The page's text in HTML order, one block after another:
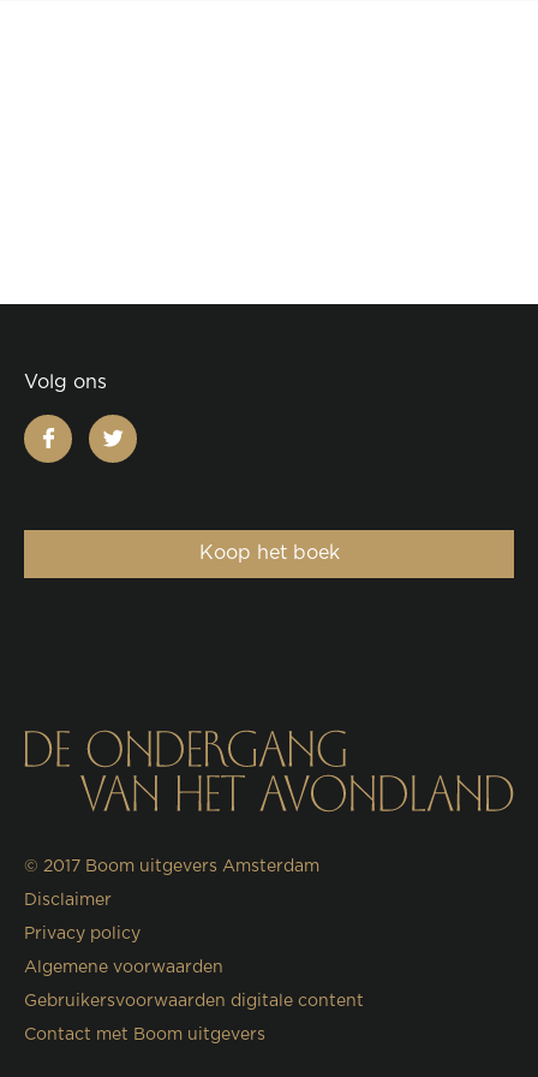
Volg ons
facebooktwitter
Koop het boek
© 2017 Boom uitgevers Amsterdam
Disclaimer
Privacy policy
Algemene voorwaarden
Gebruikersvoorwaarden digitale content
Contact met Boom uitgevers